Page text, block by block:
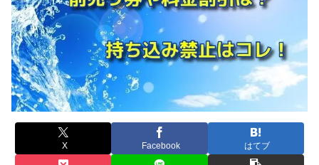
X Facebook はてブ